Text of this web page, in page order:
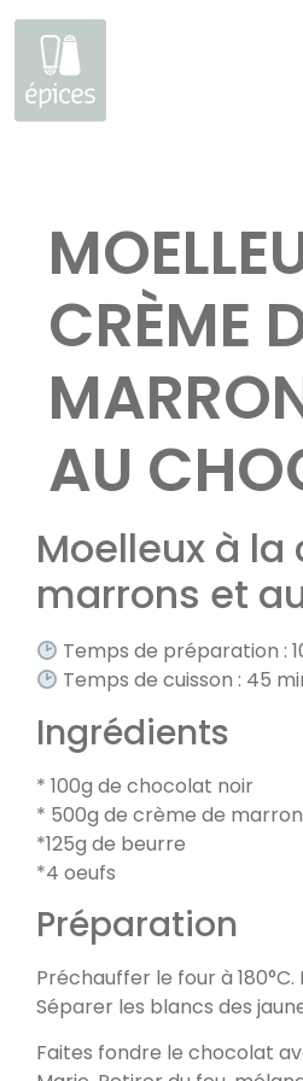
contenu
CRÈME
AU
Moelleux à
marrons et
Temps de préparation :
Temps de cuisson : 45
Ingrédients
* 100g de chocolat noir
* 500g de crème de
*125g de beurre
*4 oeufs
Préparation
Préchauffer le four à
Séparer les blancs des
Faites fondre le chocolat